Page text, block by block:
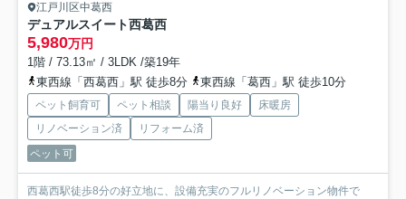
江戸川区中葛西
デュアルスイート西葛西
5,980万円
1階 / 73.13㎡ / 3LDK /築19年
東西線「西葛西」駅 徒歩8分
東西線「葛西」駅 徒歩10分
ペット飼育可 ペット相談 陽当り良好
床暖房
リノベーション済
リフォーム済
ペット可
西葛西駅徒歩8分の好立地に、設備充実のフルリノベーション物件で